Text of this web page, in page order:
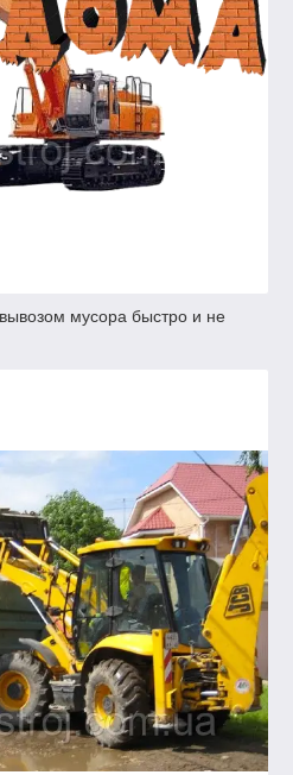
мусора быстро и не